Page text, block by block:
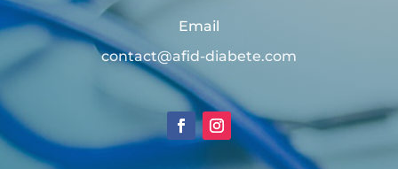
Email
contact@afid-diabete.com